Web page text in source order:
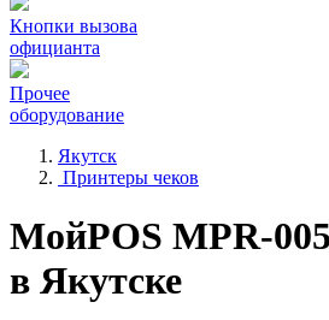
Кнопки вызова
официанта
Прочее
оборудование
Якутск
Принтеры чеков
МойPOS MPR-
в Якутске